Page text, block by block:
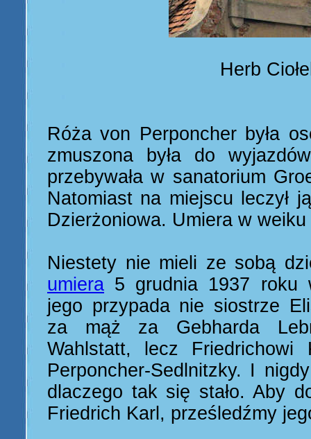
Herb
Róża von Perponcher była
zmuszona była do
przebywała w sanatorium
Natomiast na miejscu leczył
Dzierżoniowa. Umiera w
Niestety nie mieli ze sobą
umiera 5 grudnia 1937 roku
jego przypada nie siostrze
za mąż za Gebharda
Wahlstatt, lecz Friedrichowi
Perponcher-Sedlnitzky. I
dlaczego tak się stało. Aby
Friedrich Karl, prześledźmy